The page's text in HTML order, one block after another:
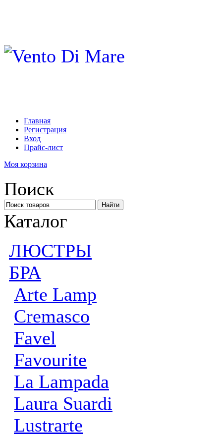
Главная
Регистрация
Вход
Прайс-лист
Моя корзина
Поиск
Каталог
ЛЮСТРЫ
БРА
Arte Lamp
Cremasco
Favel
Favourite
La Lampada
Laura Suardi
Lustrarte